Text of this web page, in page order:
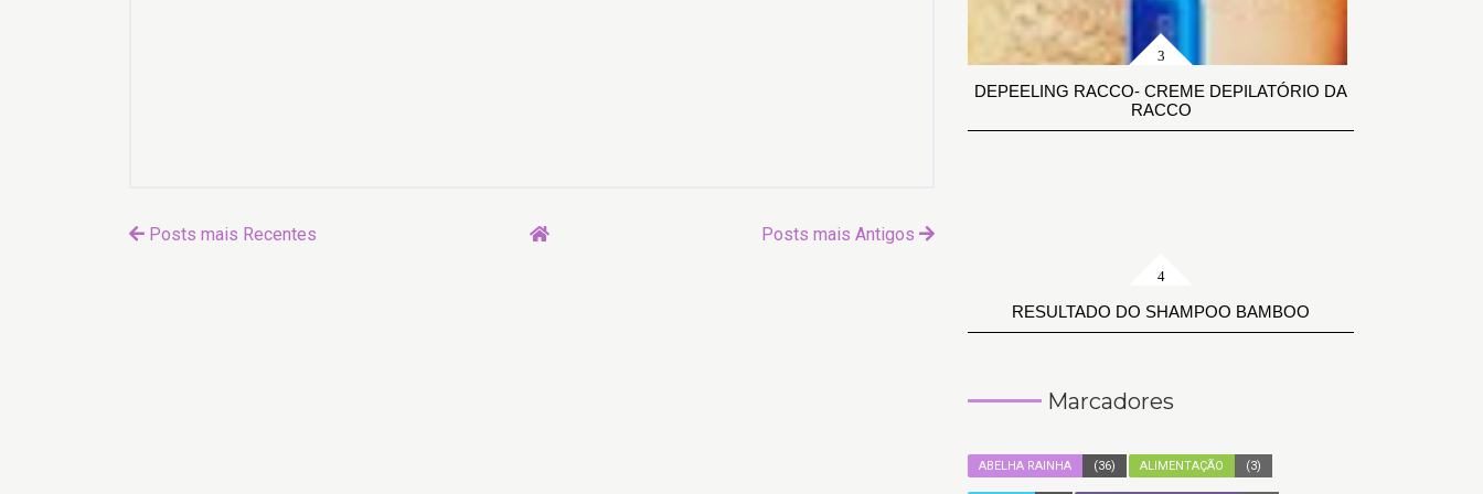
Posts mais Recentes Posts mais Antigos
DEPEELING RACCO- CREME DEPILATÓRIO DA
RACCO
RESULTADO DO SHAMPOO BAMBOO
Marcadores
ABELHA RAINHA (36) ALIMENTAÇÃO (3)